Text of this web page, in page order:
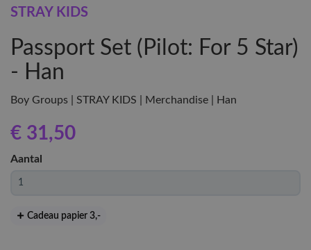
STRAY KIDS
Passport Set (Pilot: For 5 Star)
- Han
Boy Groups | STRAY KIDS | Merchandise | Han
€ 31,50
Aantal
Cadeau papier 3,-